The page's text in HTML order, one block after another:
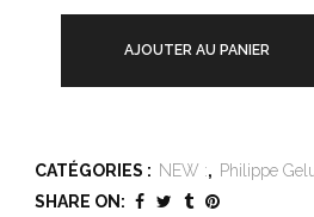
AJOUTER AU PANIER
CATÉGORIES : NEW :, Philippe
SHARE ON: